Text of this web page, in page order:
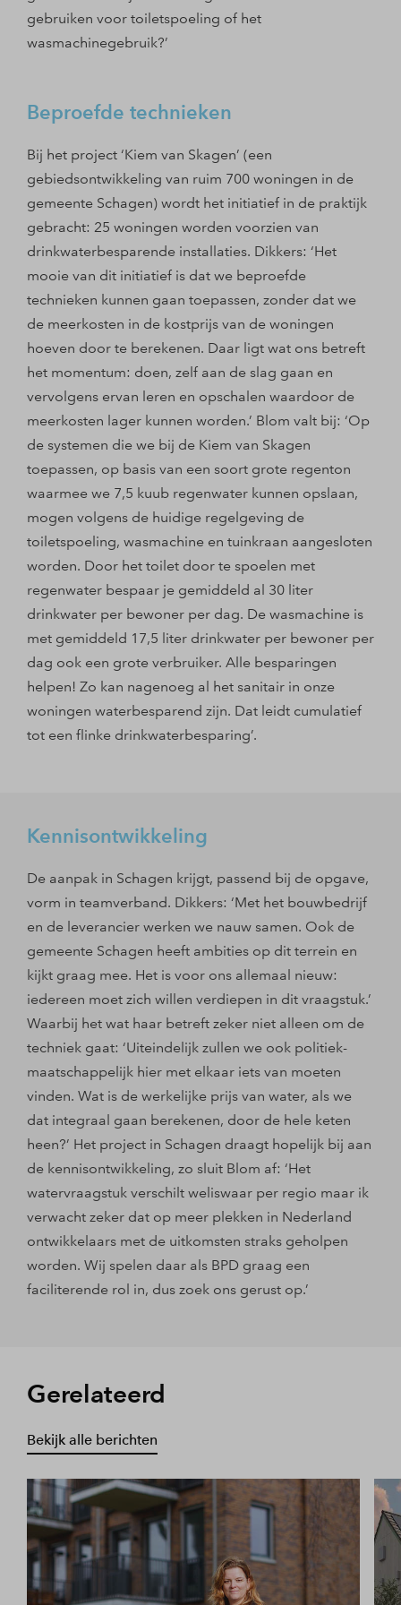
gebruiken voor toiletspoeling of het
wasmachinegebruik?’
Beproefde technieken
Bij het project ‘Kiem van Skagen’ (een
gebiedsontwikkeling van ruim 700 woningen in de
gemeente Schagen) wordt het initiatief in de praktijk
gebracht: 25 woningen worden voorzien van
drinkwaterbesparende installaties. Dikkers: ‘Het
mooie van dit initiatief is dat we beproefde
technieken kunnen gaan toepassen, zonder dat we
de meerkosten in de kostprijs van de woningen
hoeven door te berekenen. Daar ligt wat ons betreft
het momentum: doen, zelf aan de slag gaan en
vervolgens ervan leren en opschalen waardoor de
meerkosten lager kunnen worden.’ Blom valt bij: ‘Op
de systemen die we bij de Kiem van Skagen
toepassen, op basis van een soort grote regenton
waarmee we 7,5 kuub regenwater kunnen opslaan,
mogen volgens de huidige regelgeving de
toiletspoeling, wasmachine en tuinkraan aangesloten
worden. Door het toilet door te spoelen met
regenwater bespaar je gemiddeld al 30 liter
drinkwater per bewoner per dag. De wasmachine is
met gemiddeld 17,5 liter drinkwater per bewoner per
dag ook een grote verbruiker. Alle besparingen
helpen! Zo kan nagenoeg al het sanitair in onze
woningen waterbesparend zijn. Dat leidt cumulatief
tot een flinke drinkwaterbesparing’.
Kennisontwikkeling
De aanpak in Schagen krijgt, passend bij de opgave,
vorm in teamverband. Dikkers: ‘Met het bouwbedrijf
en de leverancier werken we nauw samen. Ook de
gemeente Schagen heeft ambities op dit terrein en
kijkt graag mee. Het is voor ons allemaal nieuw:
iedereen moet zich willen verdiepen in dit vraagstuk.’
Waarbij het wat haar betreft zeker niet alleen om de
techniek gaat: ‘Uiteindelijk zullen we ook politiek-
maatschappelijk hier met elkaar iets van moeten
vinden. Wat is de werkelijke prijs van water, als we
dat integraal gaan berekenen, door de hele keten
heen?’ Het project in Schagen draagt hopelijk bij aan
de kennisontwikkeling, zo sluit Blom af: ‘Het
watervraagstuk verschilt weliswaar per regio maar ik
verwacht zeker dat op meer plekken in Nederland
ontwikkelaars met de uitkomsten straks geholpen
worden. Wij spelen daar als BPD graag een
faciliterende rol in, dus zoek ons gerust op.’
Gerelateerd
Bekijk alle berichten